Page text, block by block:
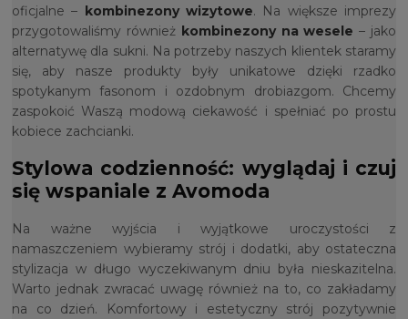
oficjalne – kombinezony wizytowe. Na większe imprezy
przygotowaliśmy również kombinezony na wesele – jako
alternatywę dla sukni. Na potrzeby naszych klientek staramy
się, aby nasze produkty były unikatowe dzięki rzadko
spotykanym fasonom i ozdobnym drobiazgom. Chcemy
zaspokoić Waszą modową ciekawość i spełniać po prostu
kobiece zachcianki.
Stylowa codzienność: wyglądaj i czuj
się wspaniale z Avomoda
Na ważne wyjścia i wyjątkowe uroczystości z
namaszczeniem wybieramy strój i dodatki, aby ostateczna
stylizacja w długo wyczekiwanym dniu była nieskazitelna.
Warto jednak zwracać uwagę również na to, co zakładamy
na co dzień. Komfortowy i estetyczny strój pozytywnie